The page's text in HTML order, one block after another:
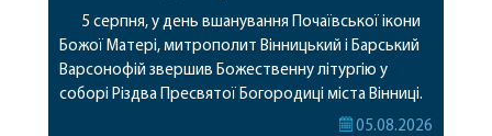
5 серпня, у день вшанування Почаївської ікони
Божої Матері, митрополит Вінницький і Барський
Варсонофій звершив Божественну літургію у
соборі Різдва Пресвятої Богородиці міста Вінниці.
Його Високопреосвященству співслужили05.08.2026